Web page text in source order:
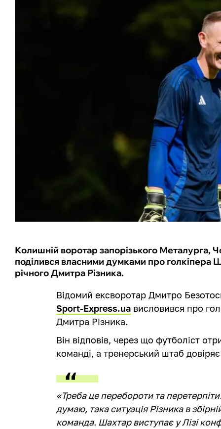
Колишній воротар запорізького Металурга,
поділився власними думками про голкіпера
річного Дмитра Різника.
Відомий ексворотар Дмитро
Sport-Express.ua висловився про
Дмитра Різника.
Він відповів, через що футболіст
команді, а тренерський штаб
«Треба це перебороти та
думаю, така ситуація Різника в
команда. Шахтар виступає у Лізі